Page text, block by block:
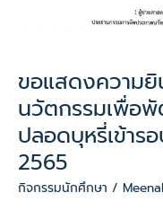
ขอแสดงความ
นวัตกรรมเพื่อ
ปลอดบุหรี่เข้าร
2565
กิจกรรมนักศึกษา /
บุหรี่
เข้า
รอบ
ชิง
ชนะ
เลิศ
ประจำ